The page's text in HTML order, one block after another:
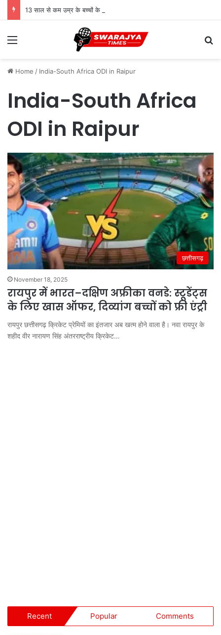
Menu
Home / India-South Africa ODI in Raipur
India-South Africa
ODI in Raipur
छत्तीसगढ़
November 18, 2025
रायपुर में भारत–दक्षिण अफ्रीका वनडे: स्टूडेंट्स
के लिए खास ऑफर, दिव्यांग बच्चों को फ्री एंट्री
रायपुर छत्तीसगढ़ क्रिकेट प्रेमियों का इंतजार अब खत्म होने वाला है। नवा रायपुर के
शहीद वीर नारायण सिंह अंतरराष्ट्रीय क्रिकेट…
Recent Popular Comments